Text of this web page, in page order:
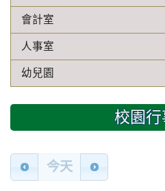
會計室
人事室
幼兒園
校園
今天